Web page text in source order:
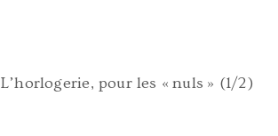
L’horlogerie, pour les « nuls » (1/2)